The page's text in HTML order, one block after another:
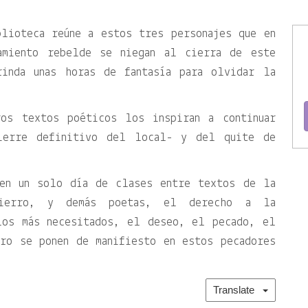
reúne a estos tres personajes que en
rebelde se niegan al cierra de este
unas horas de fantasía para olvidar la
textos poéticos los inspiran a continuar
definitivo del local- y del quite de
un solo día de clases entre textos de la
y demás poetas, el derecho a la
más necesitados, el deseo, el pecado, el
se ponen de manifiesto en estos pecadores
Translate